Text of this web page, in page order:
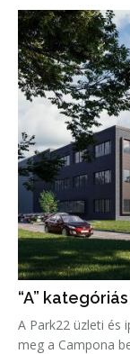
“A”
A Park22 üzleti és
meg a Campona